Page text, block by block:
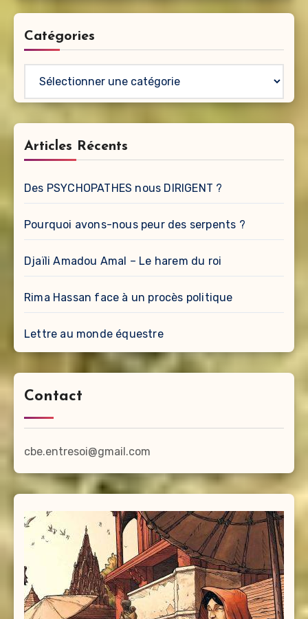
Catégories
Articles Récents
Des PSYCHOPATHES nous DIRIGENT ?
Pourquoi avons-nous peur des serpents ?
Djaïli Amadou Amal – Le harem du roi
Rima Hassan face à un procès politique
Lettre au monde équestre
Contact
cbe.entresoi@gmail.com